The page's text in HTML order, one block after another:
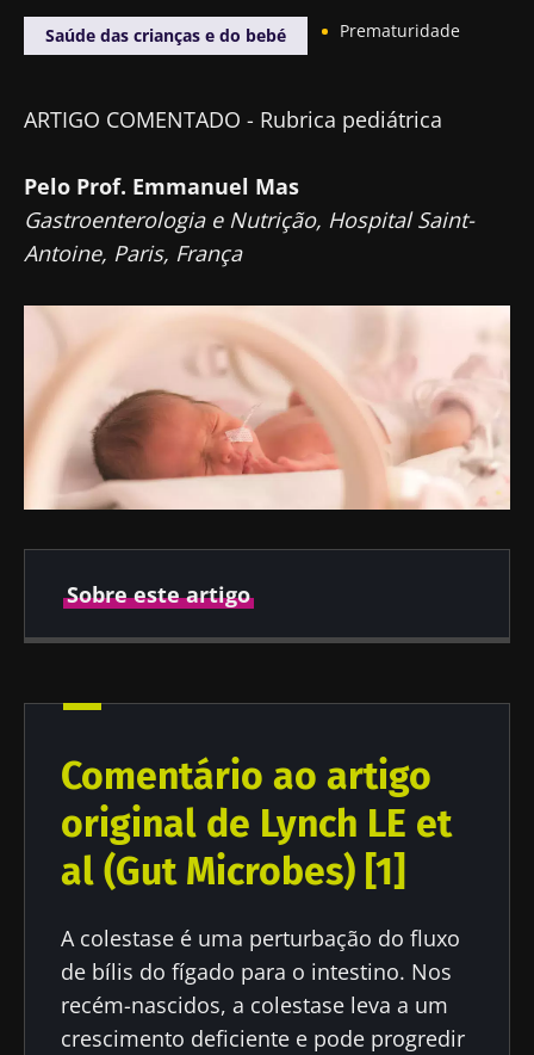
Saúde das crianças e do bebé Prematuridade
ARTIGO COMENTADO - Rubrica pediátrica
Pelo Prof. Emmanuel Mas
Gastroenterologia e Nutrição, Hospital Saint-
Antoine, Paris, França
Sobre este artigo
21 Março 2024
15 Julho 2024
Comentário ao artigo
original de Lynch LE et
al (Gut Microbes) [1]
A colestase é uma perturbação do fluxo
de bílis do fígado para o intestino. Nos
recém-nascidos, a colestase leva a um
crescimento deficiente e pode progredir